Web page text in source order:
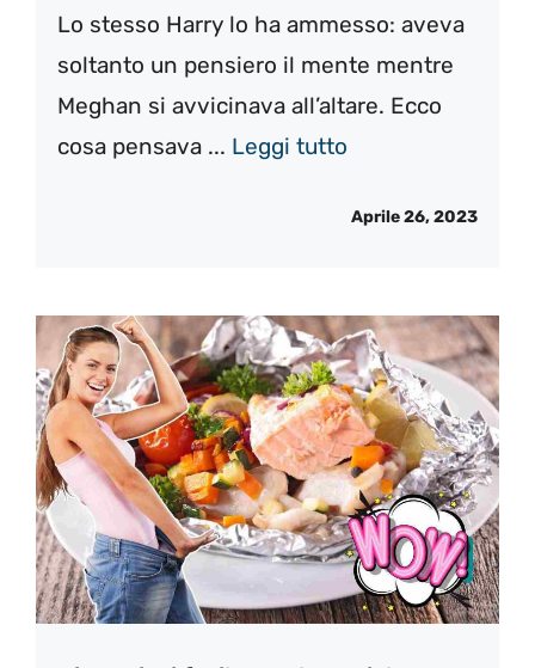
Lo stesso Harry lo ha ammesso: aveva
soltanto un pensiero il mente mentre
Meghan si avvicinava all’altare. Ecco
cosa pensava ... Leggi tutto
Aprile 26, 2023